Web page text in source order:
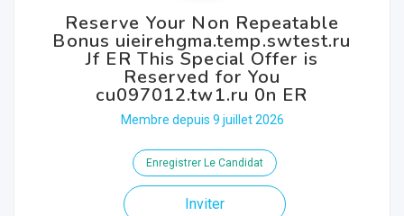
Reserve Your Non Repeatable
Bonus uieirehgma.temp.swtest.ru
Jf ER This Special Offer is
Reserved for You
cu097012.tw1.ru 0n ER
Membre depuis 9 juillet 2026
Enregistrer Le Candidat
Inviter